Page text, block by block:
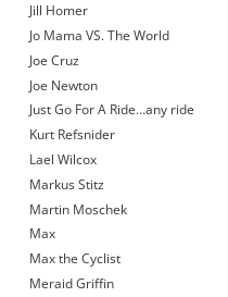
Jill Homer
Jo Mama VS. The World
Joe Cruz
Joe Newton
Just Go For A Ride…any ride
Kurt Refsnider
Lael Wilcox
Markus Stitz
Martin Moschek
Max
Max the Cyclist
Meraid Griffin